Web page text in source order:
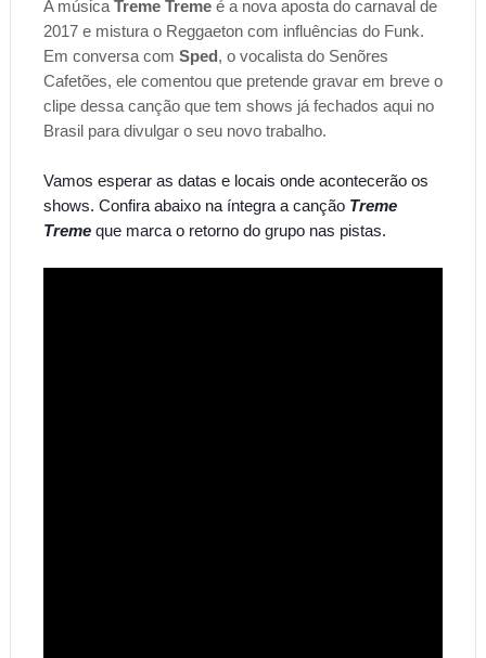
A música Treme Tremeé a nova aposta do carnaval de
2017 e mistura o Reggaeton com influências do Funk.
Em conversa com Sped, o vocalista do Senõres
Cafetões, ele comentou que pretende gravar em breve o
clipe dessa canção que tem shows já fechados aqui no
Brasil para divulgar o seu novo trabalho.
Vamos esperar as datas e locais onde acontecerão os
shows. Confira abaixo na íntegra a canção Treme
Treme que marca o retorno do grupo nas pistas.